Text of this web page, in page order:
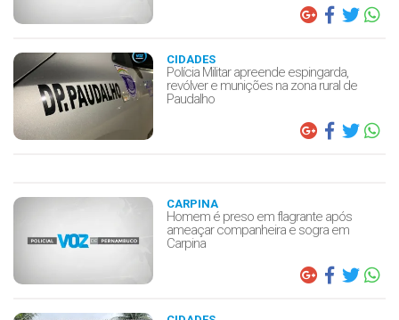
CIDADES
Polícia Militar apreende espingarda,
revólver e munições na zona rural de
Paudalho
CARPINA
Homem é preso em flagrante após
ameaçar companheira e sogra em
Carpina